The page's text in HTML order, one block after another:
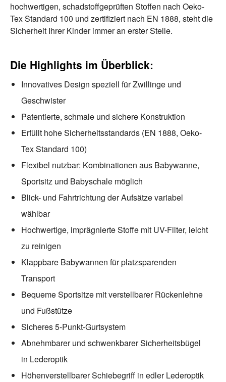
hochwertigen, schadstoffgeprüften Stoffen nach Oeko-
Tex Standard 100 und zertifiziert nach EN 1888, steht die
Sicherheit Ihrer Kinder immer an erster Stelle.
Die Highlights im Überblick:
Innovatives Design speziell für Zwillinge und
Geschwister
Patentierte, schmale und sichere Konstruktion
Erfüllt hohe Sicherheitsstandards (EN 1888, Oeko-
Tex Standard 100)
Flexibel nutzbar: Kombinationen aus Babywanne,
Sportsitz und Babyschale möglich
Blick- und Fahrtrichtung der Aufsätze variabel
wählbar
Hochwertige, imprägnierte Stoffe mit UV-Filter, leicht
zu reinigen
Klappbare Babywannen für platzsparenden
Transport
Bequeme Sportsitze mit verstellbarer Rückenlehne
und Fußstütze
Sicheres 5-Punkt-Gurtsystem
Abnehmbarer und schwenkbarer Sicherheitsbügel
in Lederoptik
Höhenverstellbarer Schiebegriff in edler Lederoptik